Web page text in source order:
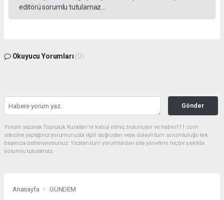
editörü sorumlu tutulamaz...
Okuyucu Yorumları (0)
Gönder
Yorum yazarak Topluluk Kuralları’nı kabul etmiş bulunuyor ve haber111.com
sitesine yaptığınız yorumunuzla ilgili doğrudan veya dolaylı tüm sorumluluğu tek
başınıza üstleniyorsunuz. Yazılan tüm yorumlardan site yönetimi hiçbir şekilde
sorumlu tutulamaz.
Anasayfa GÜNDEM